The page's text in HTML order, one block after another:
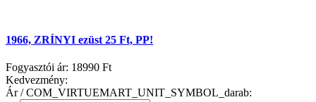
1966, ZRÍNYI ezüst 25 Ft, PP!
Fogyasztói ár: 18990 Ft
Kedvezmény:
Ár / COM_VIRTUEMART_UNIT_SYMBOL_darab: